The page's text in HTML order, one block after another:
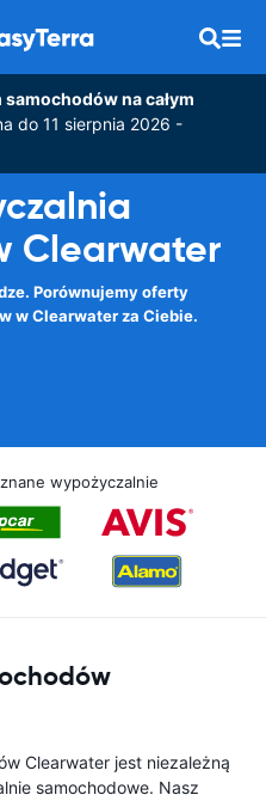
na całym
do 11 sierpnia 2026 -
Clearwater
Porównujemy oferty
w Clearwater za Ciebie.
wypożyczalnie
Clearwater jest niezależną
samochodowe. Nasz